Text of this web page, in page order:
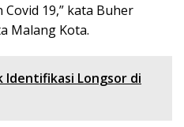
19,” kata Buher
Malang Kota.
Identifikasi Longsor di